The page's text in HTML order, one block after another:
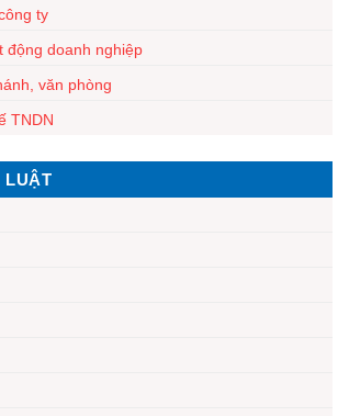
ty
động doanh nghiệp
văn phòng
TNDN
LUẬT